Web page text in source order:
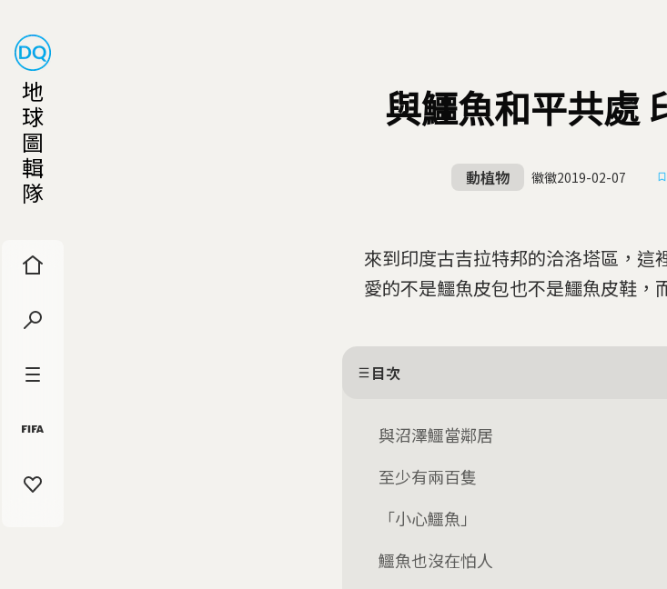
地
球
圖
輯
隊
與鱷魚和平共處
動植物 徽徽2019-02-07
來到印度古吉拉特邦的洽洛塔區，這
愛的不是鱷魚皮包也不是鱷魚皮鞋，
目次
與沼澤鱷當鄰居
至少有兩百隻
「小心鱷魚」
鱷魚也沒在怕人